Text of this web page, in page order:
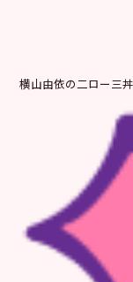
横山由依の二ロー三丼